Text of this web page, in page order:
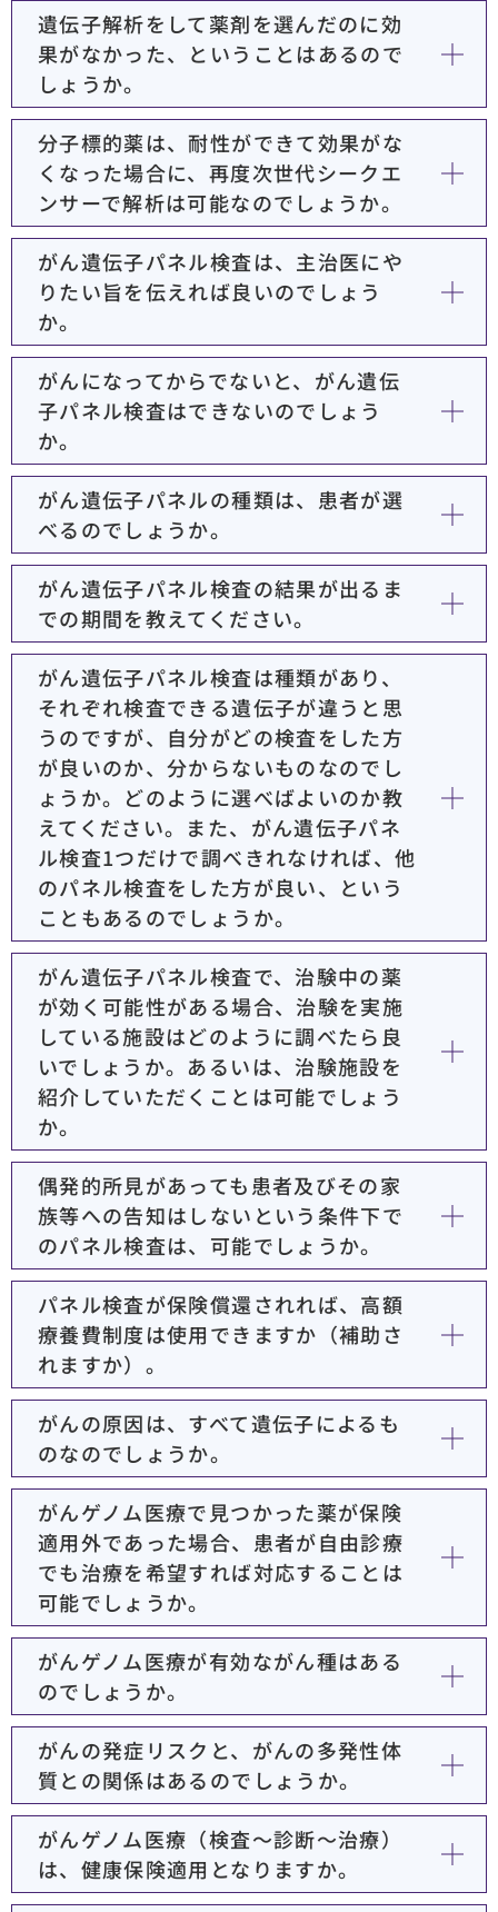
遺伝子解析をして薬剤を選んだのに効
果がなかった、ということはあるので
しょうか。
分子標的薬は、耐性ができて効果がな
くなった場合に、再度次世代シークエ
ンサーで解析は可能なのでしょうか。
がん遺伝子パネル検査は、主治医にや
りたい旨を伝えれば良いのでしょう
か。
がんになってからでないと、がん遺伝
子パネル検査はできないのでしょう
か。
がん遺伝子パネルの種類は、患者が選
べるのでしょうか。
がん遺伝子パネル検査の結果が出るま
での期間を教えてください。
がん遺伝子パネル検査は種類があり、
それぞれ検査できる遺伝子が違うと思
うのですが、自分がどの検査をした方
が良いのか、分からないものなのでし
ょうか。どのように選べばよいのか教
えてください。また、がん遺伝子パネ
ル検査1つだけで調べきれなければ、他
のパネル検査をした方が良い、という
こともあるのでしょうか。
がん遺伝子パネル検査で、治験中の薬
が効く可能性がある場合、治験を実施
している施設はどのように調べたら良
いでしょうか。あるいは、治験施設を
紹介していただくことは可能でしょう
か。
偶発的所見があっても患者及びその家
族等への告知はしないという条件下で
のパネル検査は、可能でしょうか。
パネル検査が保険償還されれば、高額
療養費制度は使用できますか（補助さ
れますか）。
がんの原因は、すべて遺伝子によるも
のなのでしょうか。
がんゲノム医療で見つかった薬が保険
適用外であった場合、患者が自由診療
でも治療を希望すれば対応することは
可能でしょうか。
がんゲノム医療が有効ながん種はある
のでしょうか。
がんの発症リスクと、がんの多発性体
質との関係はあるのでしょうか。
がんゲノム医療（検査～診断～治療）
は、健康保険適用となりますか。